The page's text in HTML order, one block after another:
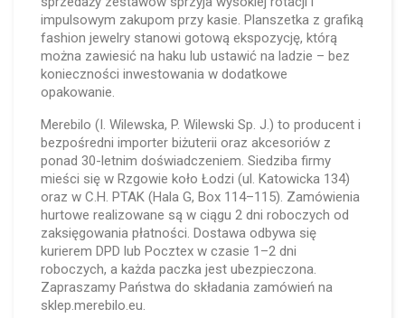
impulsowym zakupom przy kasie. Planszetka z grafiką
fashion jewelry stanowi gotową ekspozycję, którą
można zawiesić na haku lub ustawić na ladzie – bez
konieczności inwestowania w dodatkowe
opakowanie.
Merebilo (I. Wilewska, P. Wilewski Sp. J.) to producent i
bezpośredni importer biżuterii oraz akcesoriów z
ponad 30-letnim doświadczeniem. Siedziba firmy
mieści się w Rzgowie koło Łodzi (ul. Katowicka 134)
oraz w C.H. PTAK (Hala G, Box 114–115). Zamówienia
hurtowe realizowane są w ciągu 2 dni roboczych od
zaksięgowania płatności. Dostawa odbywa się
kurierem DPD lub Pocztex w czasie 1–2 dni
roboczych, a każda paczka jest ubezpieczona.
Zapraszamy Państwa do składania zamówień na
sklep.merebilo.eu.